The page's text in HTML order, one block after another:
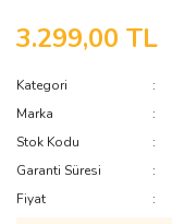
3.299,00 TL
Kategori
Marka
Stok Kodu
Garanti Süresi
Fiyat